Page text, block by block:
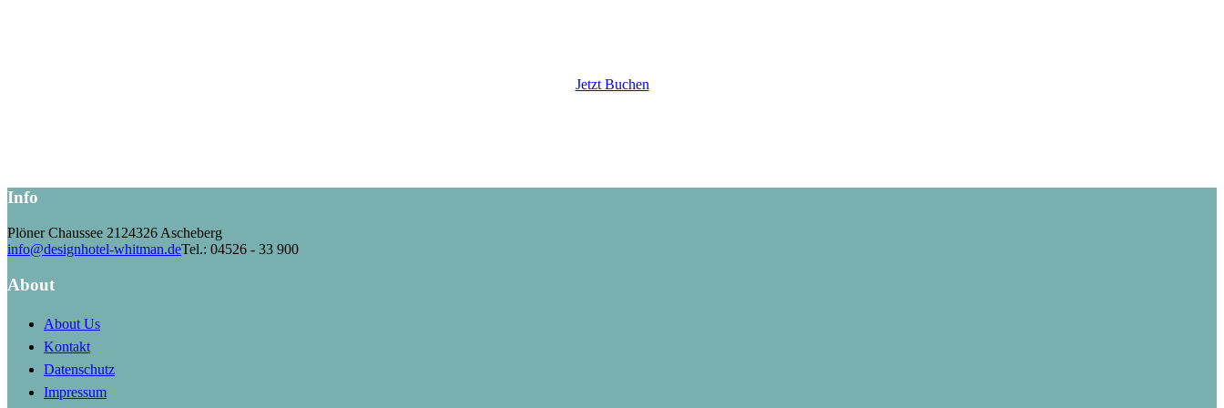
Jetzt Buchen
Info
Plöner Chaussee 21 24326 Ascheberg
info@designhotel-whitman.deTel.: 04526 - 33 900
About
About Us
Kontakt
Datenschutz
Impressum